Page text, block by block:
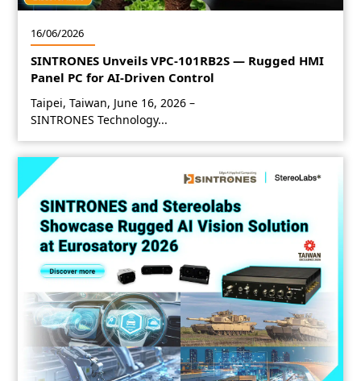
16/06/2026
SINTRONES Unveils VPC-101RB2S — Rugged HMI
Panel PC for AI-Driven Control
Taipei, Taiwan, June 16­­­, 2026 –
SINTRONES Technology...